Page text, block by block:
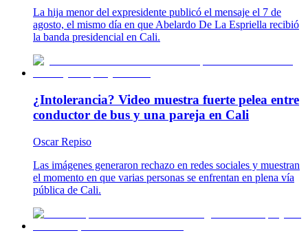
La hija menor del expresidente publicó el mensaje el 7 de
agosto, el mismo día en que Abelardo De La Espriella recibió
la banda presidencial en Cali.
¿Intolerancia? Video muestra fuerte pelea entre
conductor de bus y una pareja en Cali
Oscar Repiso
Las imágenes generaron rechazo en redes sociales y muestran
el momento en que varias personas se enfrentan en plena vía
pública de Cali.